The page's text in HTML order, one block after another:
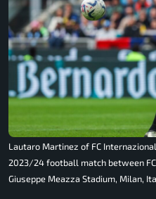
Lautaro Martinez of FC
2023/24 football match between
Giuseppe Meazza Stadium, Milan,